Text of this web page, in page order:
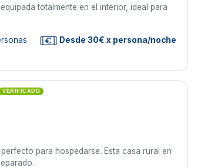
totalmente en el interior, ideal para
Desde 30€ x persona/noche
VERIFICADO
para hospedarse. Esta casa rural en